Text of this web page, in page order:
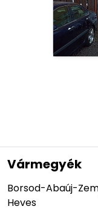
Vármegyék
Borsod-Abaúj-
Heves